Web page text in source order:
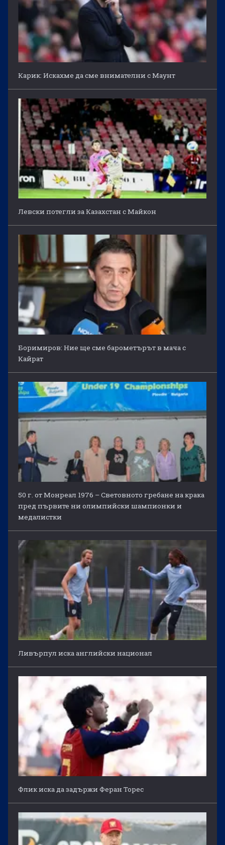
Карик: Искахме да сме внимателни с Маунт
Левски потегли за Казахстан с Майкон
Боримиров: Ние ще сме барометърът в мача с
Кайрат
50 г. от Монреал 1976 – Световното гребане на крака
пред първите ни олимпийски шампионки и
медалистки
Ливърпул иска английски национал
Флик иска да задържи Феран Торес